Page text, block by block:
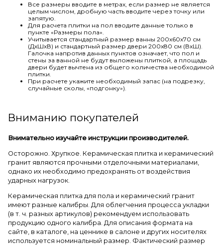
Все размеры вводите в метрах, если размер не является
целым числом, дробную часть вводите через точку или
запятую.
Для расчета плитки на пол вводите данные только в
пункте «Размеры пола».
Учитывается стандартный размер ванны 200х60х70 см
(ДхШхВ) и стандартный размер двери 200х80 см (ВхШ).
Галочка напротив данных пунктов означает, что пол и
стены за ванной не будут выложены плиткой, а площадь
двери будет вычтена из общего количества необходимой
плитки.
При расчете укажите необходимый запас (на подрезку,
случайные сколы, «подгонку»).
Вниманию покупателей
Внимательно изучайте инструкции производителей.
Осторожно. Хрупкое. Керамическая плитка и керамический
гранит являются прочными отделочными материалами,
однако их необходимо предохранять от воздействия
ударных нагрузок.
Керамическая плитка для пола и керамический гранит
имеют разные калибры. Для облегчения процесса укладки
(в т. ч. разных артикулов) рекомендуем использовать
продукцию одного калибра. Для описания формата на
сайте, в каталоге, на ценнике в салоне и других носителях
используется номинальный размер. Фактический размер